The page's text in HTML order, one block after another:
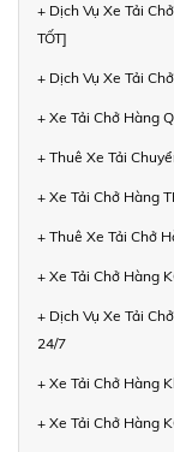
+ Dịch Vụ Xe Tải
TỐT]
+ Dịch Vụ Xe Tải
+ Xe Tải Chở Hàng
+ Thuê Xe Tải
+ Xe Tải Chở Hàng
+ Thuê Xe Tải Chở
+ Xe Tải Chở Hàng
+ Dịch Vụ Xe Tải
24/7
+ Xe Tải Chở Hàng
+ Xe Tải Chở Hàng